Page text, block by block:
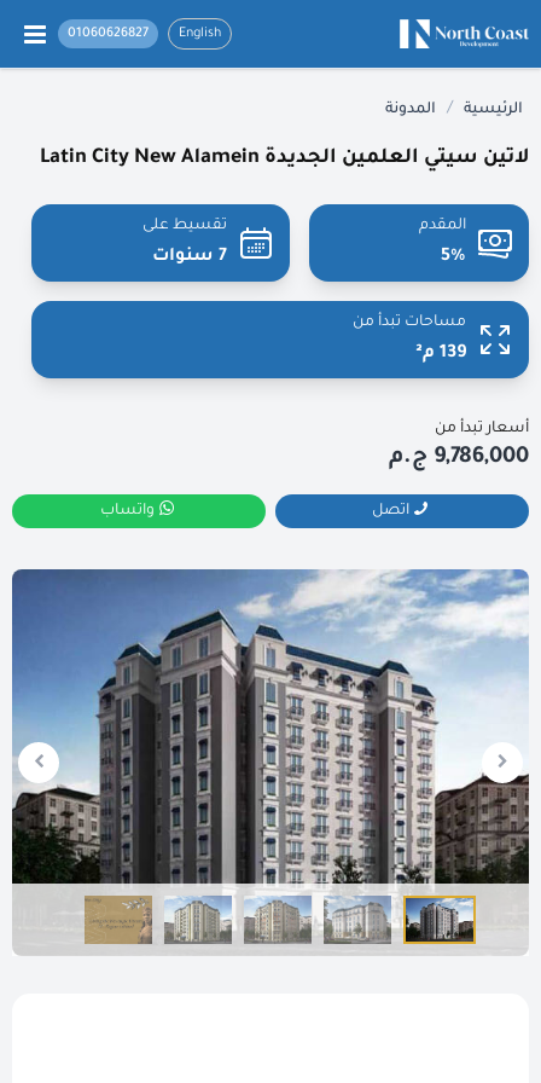
English
01060626827
الرئيسية / المدونة
لاتين سيتي العلمين الجديدة Latin City New Alamein
المقدم
5%
تقسيط على
7 سنوات
مساحات تبدأ من
139 م²
أسعار تبدأ من
9,786,000 ج.م
اتصل واتساب